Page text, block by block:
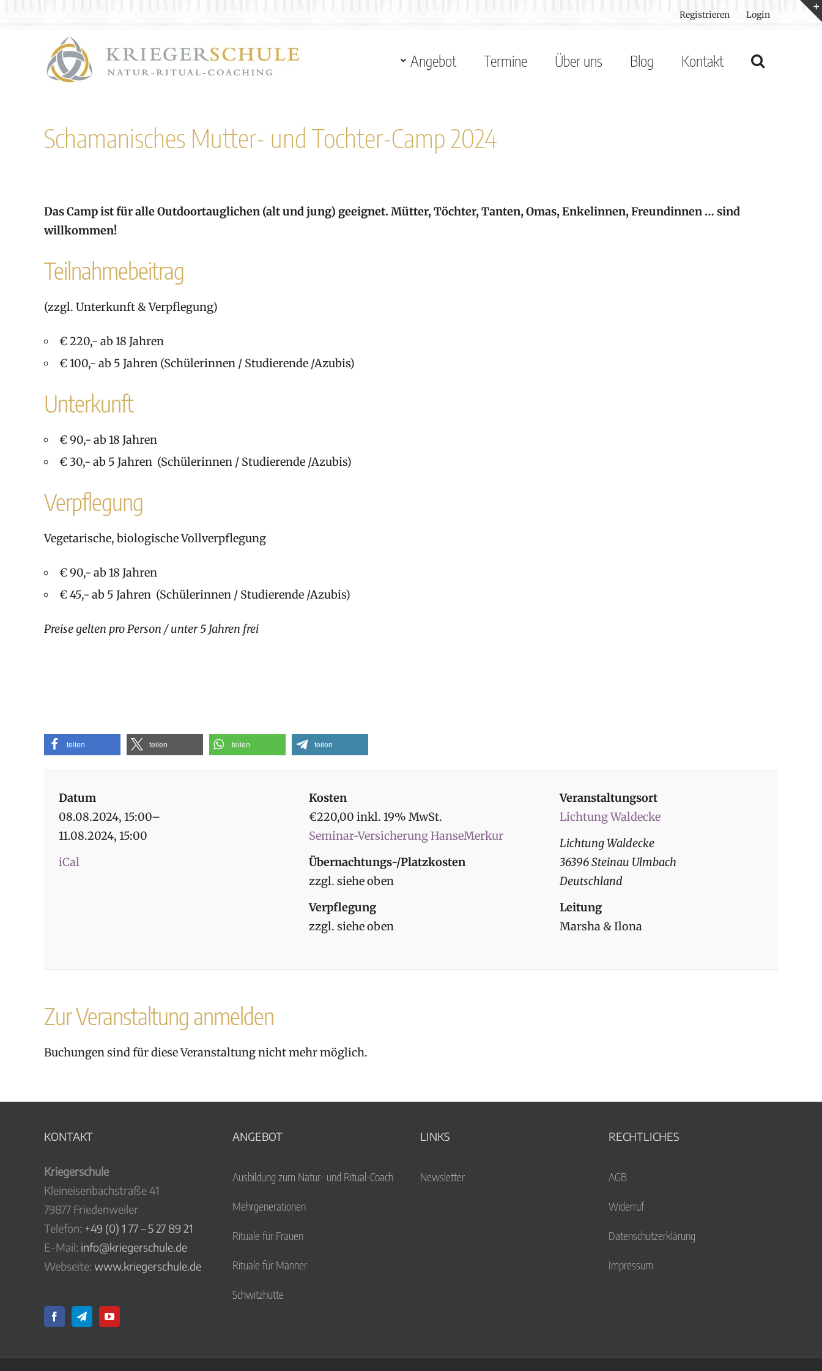
Registrieren Login
Angebot Termine Über uns Blog Kontakt
Schamanisches Mutter- und Tochter-Camp 2024
Das Camp ist für alle Outdoortauglichen (alt und jung) geeignet. Mütter, Töchter, Tanten, Omas, Enkelinnen, Freundinnen … sind
willkommen!
Teilnahmebeitrag
(zzgl. Unterkunft & Verpflegung)
€ 220,- ab 18 Jahren
€ 100,- ab 5 Jahren (Schülerinnen / Studierende /Azubis)
Unterkunft
€ 90,- ab 18 Jahren
€ 30,- ab 5 Jahren (Schülerinnen / Studierende /Azubis)
Verpflegung
Vegetarische, biologische Vollverpflegung
€ 90,- ab 18 Jahren
€ 45,- ab 5 Jahren (Schülerinnen / Studierende /Azubis)
Preise gelten pro Person / unter 5 Jahren frei
teilen teilen teilen teilen
Datum
08.08.2024, 15:00–
11.08.2024, 15:00
iCal
Kosten
€220,00 inkl. 19% MwSt.
Seminar-Versicherung HanseMerkur
Übernachtungs-/Platzkosten
zzgl. siehe oben
Verpflegung
zzgl. siehe oben
Veranstaltungsort
Lichtung Waldecke
Lichtung Waldecke
36396 Steinau Ulmbach
Deutschland
Leitung
Marsha & Ilona
Zur Veranstaltung anmelden
Buchungen sind für diese Veranstaltung nicht mehr möglich.
KONTAKT
Kriegerschule
Kleineisenbachstraße 41
79877 Friedenweiler
Telefon: +49 (0) 1 77 – 5 27 89 21
E-Mail: info@kriegerschule.de
Webseite: www.kriegerschule.de
ANGEBOT
Ausbildung zum Natur- und Ritual-Coach
Mehrgenerationen
Rituale für Frauen
Rituale für Männer
Schwitzhütte
LINKS
Newsletter
RECHTLICHES
AGB
Widerruf
Datenschutzerklärung
Impressum